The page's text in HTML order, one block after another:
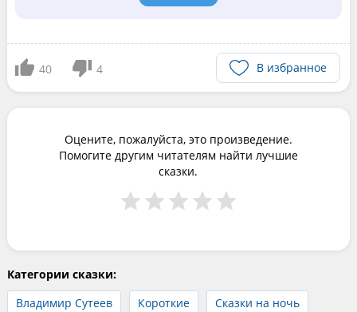
40 4 В избранное
Оцените, пожалуйста, это произведение.
Помогите другим читателям найти лучшие
сказки.
Категории сказки:
Владимир Сутеев
Короткие Сказки на ночь